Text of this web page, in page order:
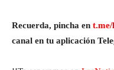
Recuerda, pincha en
canal en tu aplicación